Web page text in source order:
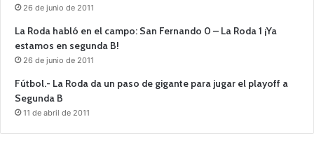
26 de junio de 2011
La Roda habló en el campo: San Fernando 0 – La Roda 1 ¡Ya
estamos en segunda B!
26 de junio de 2011
Fútbol.- La Roda da un paso de gigante para jugar el playoff a
Segunda B
11 de abril de 2011